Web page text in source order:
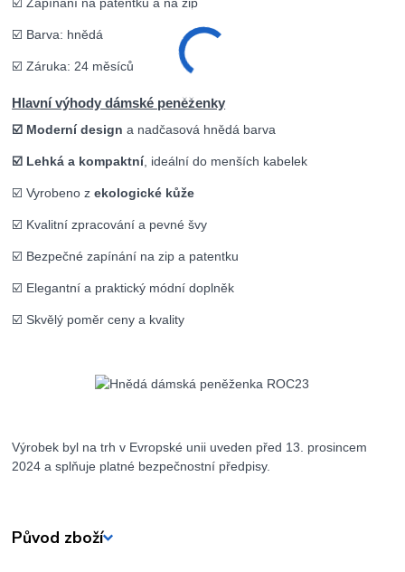
☑️ Zapínání na patentku a na zip
☑️ Barva: hnědá
☑️ Záruka: 24 měsíců
Hlavní výhody dámské peněženky
☑️ Moderní design a nadčasová hnědá barva
☑️ Lehká a kompaktní, ideální do menších kabelek
☑️ Vyrobeno zekologické kůže
☑️ Kvalitní zpracování a pevné švy
☑️ Bezpečné zapínání na zip a patentku
☑️ Elegantní a praktický módní doplněk
☑️ Skvělý poměr ceny a kvality
Výrobek byl na trh v Evropské unii uveden před 13. prosincem
2024 a splňuje platné bezpečnostní předpisy.
Původ zboží